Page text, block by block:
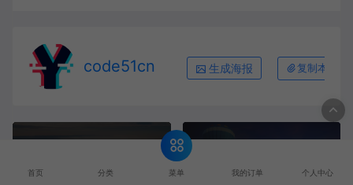
code51cn 生成海报 复制本文链
基于微信小程序+SSM+MySQL的旅游出行购物系统(附论文)
首页 分类 菜单 我的订单 个人中心